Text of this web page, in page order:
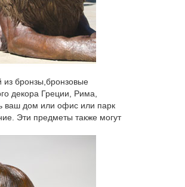
денежными символами,
собаки как символ 2018
"Собачка"
– символ 2018.
из бронзы,бронзовые
декора Греции, Рима,
ваш дом или офис или парк
Эти предметы также могут